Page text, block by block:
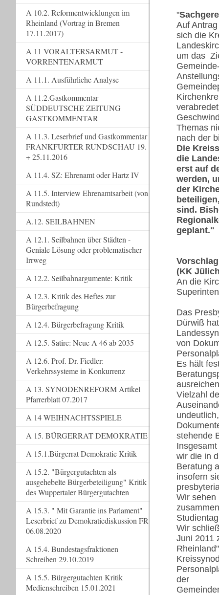
"
Auf
sich die
um das
Themas
nach der
Die
die
erst auf
werden,
der
sind.
geplant."
(KK
An die
Das
Dürwiß
von
Es hält
Vielzahl
stehende
wir die in
Beratung
insofern
Wir sehen
Wir
Juni 2011
der
A 10.2. Reformentwicklungen im
Rheinland (Vortrag in Bremen
17.11.2017)
A 11 VORALTERSARMUT -
VORRENTENARMUT
A 11.1. Ausführliche Analyse
A 11.2.Gastkommentar
SÜDDEUTSCHE ZEITUNG
GASTKOMMENTAR
A 11.3. Leserbrief und Gastkommentar
FRANKFURTER RUNDSCHAU 19.
+ 25.11.2016
A 11.4. SZ: Ehrenamt oder Hartz IV
A 11.5. Interview Ehrenamtsarbeit (von
Rundstedt)
A.12. SEILBAHNEN
A 12.1. Seilbahnen über Städten -
Geniale Lösung oder problematischer
Irrweg
A 12.2. Seilbahnargumente: Kritik
A 12.3. Kritik des Heftes zur
Bürgerbefragung
A 12.4. Bürgerbefragung Kritik
A 12.5. Satire: Neue A 46 ab 2035
A 12.6. Prof. Dr. Fiedler:
Verkehrssysteme in Konkurrenz
A 13. SYNODENREFORM Artikel
Pfarrerblatt 07.2017
A 14 WEIHNACHTSSPIELE
A 15. BÜRGERRAT DEMOKRATIE
A 15.1.Bürgerrat Demokratie Kritik
A 15.2. "Bürgergutachten als
ausgehebelte Bürgerbeteiligung" Kritik
des Wuppertaler Bürgergutachten
A 15.3. " Mit Garantie ins Parlament"
Leserbrief zu Demokratiediskussion FR
06.08.2020
A 15.4. Bundestagsfraktionen
Schreiben 29.10.2019
A 15.5. Bürgergutachten Kritik
Medienschreiben 15.01.2021